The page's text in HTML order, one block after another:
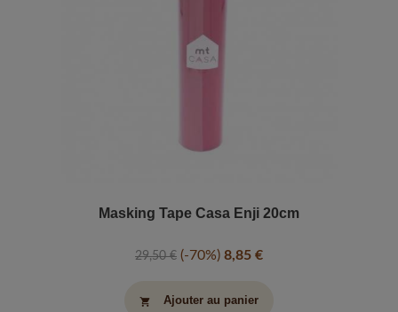
Masking Tape Casa Enji 20cm
29,50 € -70% 8,85 €
shopping_cart Ajouter au panier